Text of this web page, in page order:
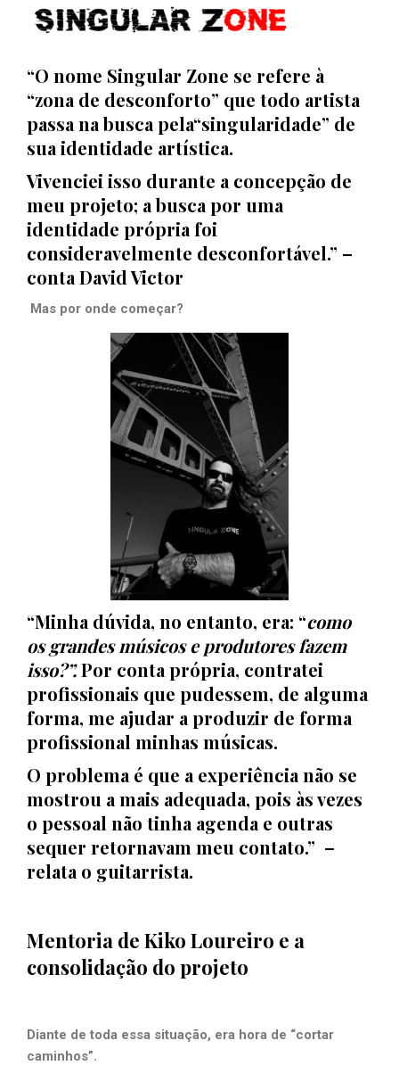
“O nome Singular Zone se refere à
“zona de desconforto” que todo artista
passa na busca pela“singularidade” de
sua identidade artística.
Vivenciei isso durante a concepção de
meu projeto; a busca por uma
identidade própria foi
consideravelmente desconfortável.” –
conta David Victor
Mas por onde começar?
“Minha dúvida, no entanto, era: “como
os grandes músicos e produtores fazem
isso?”.Por conta própria, contratei
profissionais que pudessem, de alguma
forma, me ajudar a produzir de forma
profissional minhas músicas.
O problema é que a experiência não se
mostrou a mais adequada, pois às vezes
o pessoal não tinha agenda e outras
sequer retornavam meu contato.” –
relata o guitarrista.
Mentoria de Kiko Loureiro e a
consolidação do projeto
Diante de toda essa situação, era hora de “cortar
caminhos”.